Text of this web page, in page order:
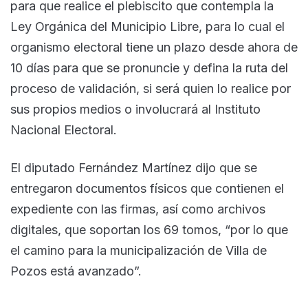
para que realice el plebiscito que contempla la
Ley Orgánica del Municipio Libre, para lo cual el
organismo electoral tiene un plazo desde ahora de
10 días para que se pronuncie y defina la ruta del
proceso de validación, si será quien lo realice por
sus propios medios o involucrará al Instituto
Nacional Electoral.
El diputado Fernández Martínez dijo que se
entregaron documentos físicos que contienen el
expediente con las firmas, así como archivos
digitales, que soportan los 69 tomos, “por lo que
el camino para la municipalización de Villa de
Pozos está avanzado”.